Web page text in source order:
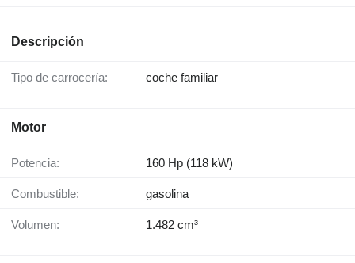
Descripción
Tipo de carrocería: coche familiar
Motor
Potencia: 160 Hp (118 kW)
Combustible: gasolina
Volumen: 1.482 cm³